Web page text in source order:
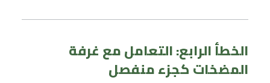
الخطأ الرابع: التعامل مع غرفة
المضخات كجزء منفصل